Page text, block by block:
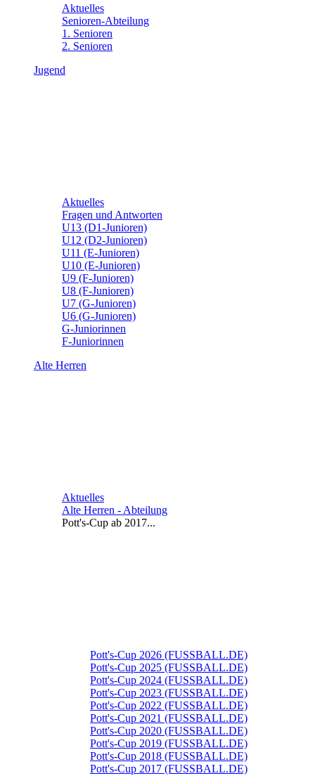
Aktuelles
Senioren-Abteilung
1. Senioren
2. Senioren
Jugend
Aktuelles
Fragen und Antworten
U13 (D1-Junioren)
U12 (D2-Junioren)
U11 (E-Junioren)
U10 (E-Junioren)
U9 (F-Junioren)
U8 (F-Junioren)
U7 (G-Junioren)
U6 (G-Junioren)
G-Juniorinnen
F-Juniorinnen
Alte Herren
Aktuelles
Alte Herren - Abteilung
Pott's-Cup ab 2017...
Pott's-Cup 2026 (FUSSBALL.DE)
Pott's-Cup 2025 (FUSSBALL.DE)
Pott's-Cup 2024 (FUSSBALL.DE)
Pott's-Cup 2023 (FUSSBALL.DE)
Pott's-Cup 2022 (FUSSBALL.DE)
Pott's-Cup 2021 (FUSSBALL.DE)
Pott's-Cup 2020 (FUSSBALL.DE)
Pott's-Cup 2019 (FUSSBALL.DE)
Pott's-Cup 2018 (FUSSBALL.DE)
Pott's-Cup 2017 (FUSSBALL.DE)